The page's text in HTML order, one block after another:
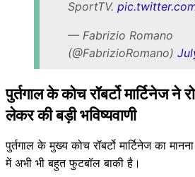
SportTV.
— Fabrizio Romano
(@FabrizioRomano)
पुर्तगाल के कोच रॉबर्टो मार्टिनेज ने
लेकर की बड़ी भविष्यवाणी
पुर्तगाल के मुख्य कोच रॉबर्टो मार्टिनेज का
में अभी भी बहुत फुटबॉल बाकी है।